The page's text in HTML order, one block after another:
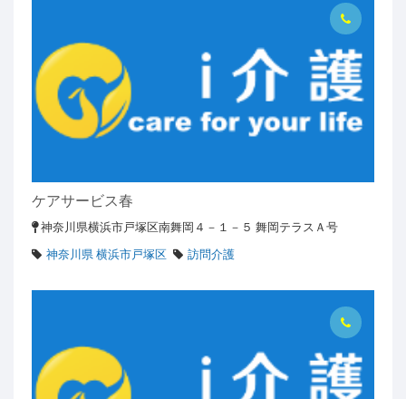
ケアサービス春
神奈川県横浜市戸塚区南舞岡４－１－５ 舞岡テラスＡ号
神奈川県 横浜市戸塚区
訪問介護